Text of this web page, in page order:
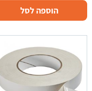
הוספה לסל